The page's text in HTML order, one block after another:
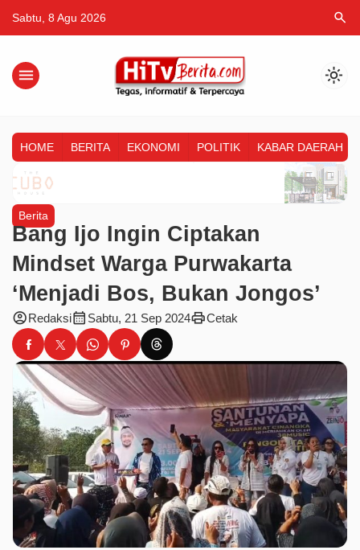
Sabtu, 8 Agu 2026 search
menu light_mode
HOME BERITA EKONOMI POLITIK KABAR DAERAH
Berita
Bang Ijo Ingin Ciptakan
Mindset Warga Purwakarta
‘Menjadi Bos, Bukan Jongos’
account_circleRedaksicalendar_month Sabtu, 21 Sep 2024printCetak